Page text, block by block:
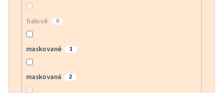
fialové 0
maskované 1
maskovaná 2